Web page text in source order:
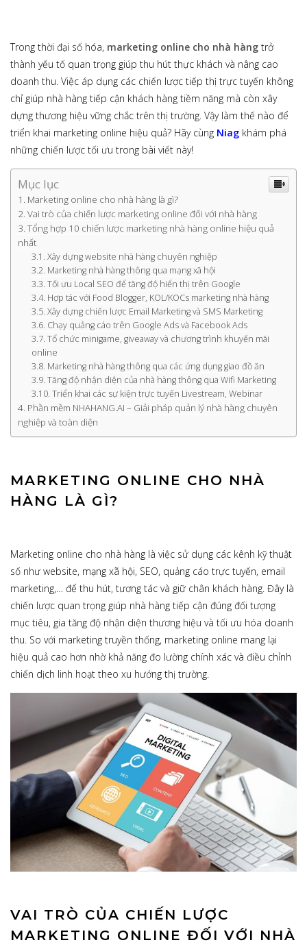
Trong thời đại số hóa, marketing online cho nhà hàng trở
thành yếu tố quan trọng giúp thu hút thực khách và nâng cao
doanh thu. Việc áp dụng các chiến lược tiếp thị trực tuyến không
chỉ giúp nhà hàng tiếp cận khách hàng tiềm năng mà còn xây
dựng thương hiệu vững chắc trên thị trường. Vậy làm thế nào để
triển khai marketing online hiệu quả? Hãy cùng Niag khám phá
những chiến lược tối ưu trong bài viết này!
Mục lục
Marketing online cho nhà hàng là gì?
Vai trò của chiến lược marketing online đối với nhà hàng
Tổng hợp 10 chiến lược marketing nhà hàng online hiệu quả
nhất
Xây dựng website nhà hàng chuyên nghiệp
Marketing nhà hàng thông qua mạng xã hội
Tối ưu Local SEO để tăng độ hiển thị trên Google
Hợp tác với Food Blogger, KOL/KOCs marketing nhà hàng
Xây dựng chiến lược Email Marketing và SMS Marketing
Chạy quảng cáo trên Google Ads và Facebook Ads
Tổ chức minigame, giveaway và chương trình khuyến mãi
online
Marketing nhà hàng thông qua các ứng dụng giao đồ ăn
Tăng độ nhận diện của nhà hàng thông qua Wifi Marketing
Triển khai các sự kiện trực tuyến Livestream, Webinar
Phần mềm NHAHANG.AI – Giải pháp quản lý nhà hàng chuyên
nghiệp và toàn diện
MARKETING ONLINE CHO NHÀ
HÀNG LÀ GÌ?
Marketing online cho nhà hàng là việc sử dụng các kênh kỹ thuật
số như website, mạng xã hội, SEO, quảng cáo trực tuyến, email
marketing,… để thu hút, tương tác và giữ chân khách hàng. Đây là
chiến lược quan trọng giúp nhà hàng tiếp cận đúng đối tượng
mục tiêu, gia tăng độ nhận diện thương hiệu và tối ưu hóa doanh
thu. So với marketing truyền thống, marketing online mang lại
hiệu quả cao hơn nhờ khả năng đo lường chính xác và điều chỉnh
chiến dịch linh hoạt theo xu hướng thị trường.
VAI TRÒ CỦA CHIẾN LƯỢC
MARKETING ONLINE ĐỐI VỚI NHÀ